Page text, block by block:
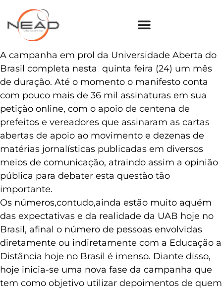
A campanha em prol da Universidade Aberta do
Brasil completa nesta quinta feira (24) um mês
de duração. Até o momento o manifesto conta
com pouco mais de 36 mil assinaturas em sua
petição online, com o apoio de centena de
prefeitos e vereadores que assinaram as cartas
abertas de apoio ao movimento e dezenas de
matérias jornalísticas publicadas em diversos
meios de comunicação, atraindo assim a opinião
pública para debater esta questão tão
importante.
Os números,contudo,ainda estão muito aquém
das expectativas e da realidade da UAB hoje no
Brasil, afinal o número de pessoas envolvidas
diretamente ou indiretamente com a Educação a
Distância hoje no Brasil é imenso. Diante disso,
hoje inicia-se uma nova fase da campanha que
tem como objetivo utilizar depoimentos de quem